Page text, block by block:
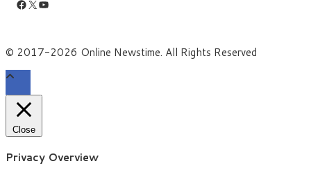
Facebook
X YouTube
© 2017-2026 Online Newstime. All Rights Reserved
Close
Privacy Overview